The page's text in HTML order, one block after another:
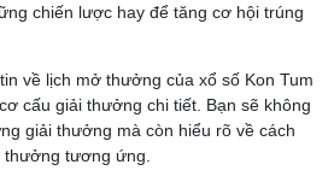
chiến lược hay để tăng cơ hội trúng
về lịch mở thưởng của xổ số Kon Tum
cấu giải thưởng chi tiết. Bạn sẽ không
giải thưởng mà còn hiểu rõ về cách
tương ứng.